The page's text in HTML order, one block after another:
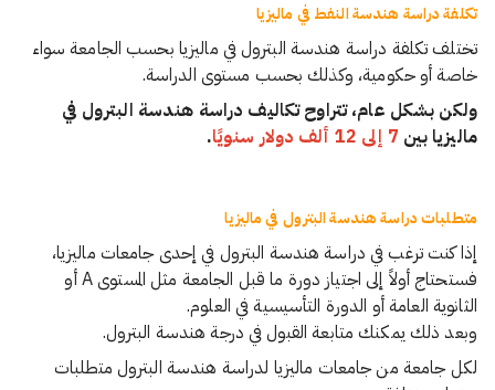
تكلفة دراسة هندسة النفط في ماليزيا
تختلف تكلفة دراسة هندسة البترول في ماليزيا بحسب الجامعة سواء
خاصة أو حكومية، وكذلك بحسب مستوى الدراسة.
ولكن بشكل عام، تتراوح تكاليف دراسة هندسة البترول في
ماليزيا بين
.
متطلبات دراسة هندسة البترول في ماليزيا
إذا كنت ترغب في دراسة هندسة البترول في إحدى جامعات ماليزيا،
فستحتاج أولاً إلى اجتياز دورة ما قبل الجامعة مثل المستوى A أو
الثانوية العامة أو الدورة التأسيسية في العلوم.
وبعد ذلك يمكنك متابعة القبول في درجة هندسة البترول.
لكل جامعة من جامعات ماليزيا لدراسة هندسة البترول متطلبات